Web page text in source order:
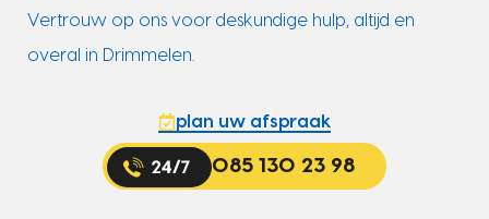
Vertrouw op ons voor deskundige hulp, altijd en
overal in Drimmelen.
plan uw afspraak
085 130 23 98